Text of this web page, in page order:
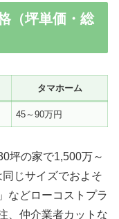
（坪単価・総
タマホーム
45～90万円
坪の家で1,500万～
じサイズでおよそ
などローコストプラ
、仲介業者カットな